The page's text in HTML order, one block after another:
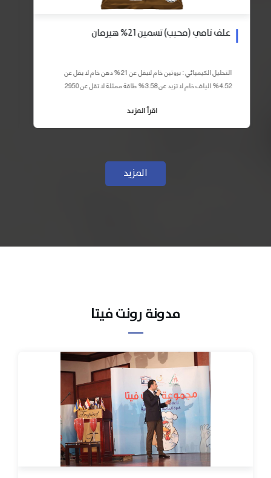
علف نامي (محبب) تسمين 21% هيرمان
التحليل الكيميائي : بروتين خام لايقل عن 21% دهن خام لا يقل عن
4.52% الياف خام لا تزيد عن 3.58% طاقة ممثلة لا تقل عن 2950
اقرأ المزيد
المزيد
مدونة رونت فيتا